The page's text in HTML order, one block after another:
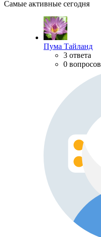
Самые активные сегодня
Пума Тайланд
3 ответа
0 вопросов